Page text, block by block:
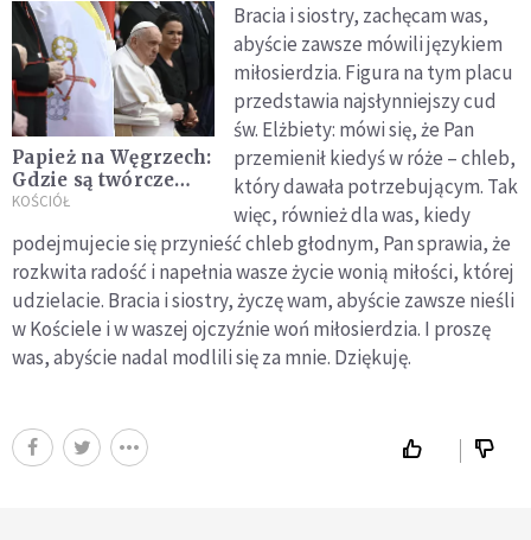
Papież na Węgrzech:
Gdzie są twórcze
wysiłki na rzecz
KOŚCIÓŁ
Bracia i siostry, zachęcam was,
abyście zawsze mówili językiem
miłosierdzia. Figura na tym placu
przedstawia najsłynniejszy cud
św. Elżbiety: mówi się, że Pan
przemienił kiedyś w róże – chleb,
który dawała potrzebującym. Tak
więc, również dla was, kiedy
podejmujecie się przynieść chleb głodnym, Pan sprawia, że
rozkwita radość i napełnia wasze życie wonią miłości, której
udzielacie. Bracia i siostry, życzę wam, abyście zawsze nieśli
w Kościele i w waszej ojczyźnie woń miłosierdzia. I proszę
was, abyście nadal modlili się za mnie. Dziękuję.